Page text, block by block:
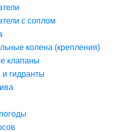
с соплом
колена (крепления)
клапаны
гидранты